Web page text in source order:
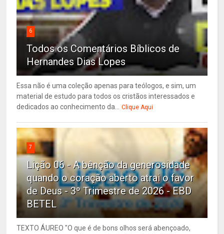
6
Todos os Comentários Bíblicos de
Hernandes Dias Lopes
Essa não é uma coleção apenas para teólogos, e sim, um
material de estudo para todos os cristãos interessados e
dedicados ao conhecimento da... Clique Aqui
7
Lição 06 - A bênção da generosidade
quando o coração aberto atrai o favor
de Deus - 3º Trimestre de 2026 - EBD
BETEL
TEXTO ÁUREO "O que é de bons olhos será abençoado,